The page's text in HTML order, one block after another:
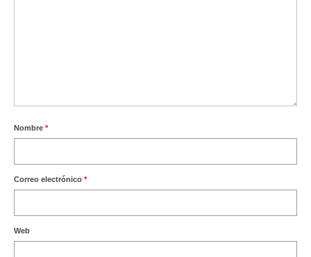
Nombre *
Correo electrónico *
Web